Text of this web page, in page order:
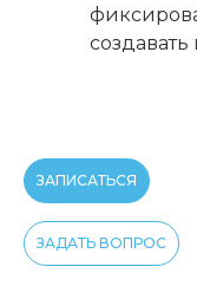
ЗАПИСАТЬСЯ
ЗАДАТЬ ВОПРОС